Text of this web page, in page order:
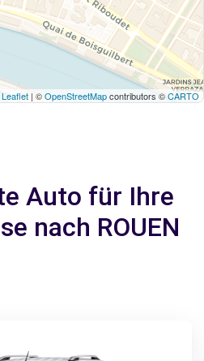
Leaflet | ©OpenStreetMapcontributors ©CARTO
Auto für Ihre
nach ROUEN